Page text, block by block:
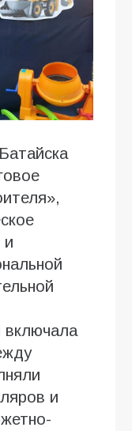
и
включала
и